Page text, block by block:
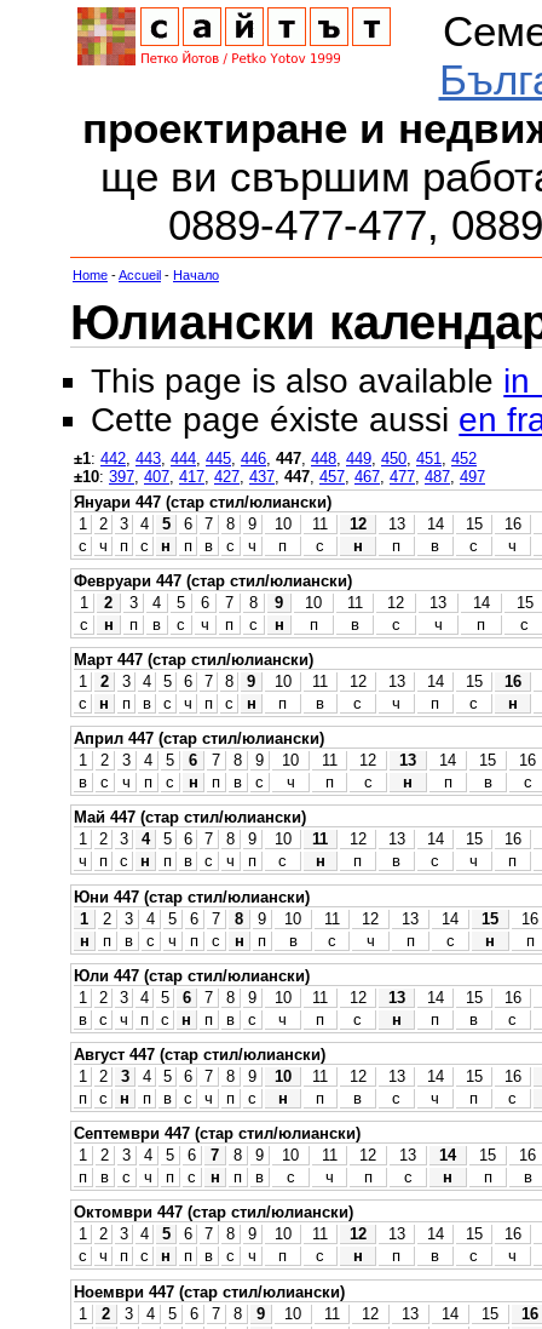
проектиране и
ще ви свършим
0889-477-477,
Home -Accueil - Начало
Юлиански
This page is also available in
Cette page éxiste aussi en
±1: 442 443 444 445 446 447 448 449 450 451
452
±10: 397 407 417 427 437 447 457 467 477 487 497
Януари 447 (стар стил/юлиански)
1
2 3 4 5 6 7 8 9 10 11 12 13 14 15
16
с
ч п с н п в с ч п с н п в с
ч
Февруари 447 (стар стил/юлиански)
1
2 3 4 5 6 7 8 9 10 11 12 13 14
15
с
н п в с ч п с н п в с ч п
с
Март 447 (стар стил/юлиански)
1
2 3 4 5 6 7 8 9 10 11 12 13 14 15
16
с
н п в с ч п с н п в с ч п с
н
Април 447 (стар стил/юлиански)
1
2 3 4 5 6 7 8 9 10 11 12 13 14 15
16
в
с ч п с н п в с ч п с н п в
с
Май 447 (стар стил/юлиански)
1
2 3 4 5 6 7 8 9 10 11 12 13 14 15
16
ч
п с н п в с ч п с н п в с ч
п
Юни 447 (стар стил/юлиански)
1
2 3 4 5 6 7 8 9 10 11 12 13 14 15
16
н
п в с ч п с н п в с ч п с н
п
Юли 447 (стар стил/юлиански)
1
2 3 4 5 6 7 8 9 10 11 12 13 14 15
16
в
с ч п с н п в с ч п с н п в
с
Август 447 (стар стил/юлиански)
1
2 3 4 5 6 7 8 9 10 11 12 13 14 15
16
п
с н п в с ч п с н п в с ч п
с
Септември 447 (стар стил/юлиански)
1
2 3 4 5 6 7 8 9 10 11 12 13 14 15
16
п
в с ч п с н п в с ч п с н п
в
Октомври 447 (стар стил/юлиански)
1
2 3 4 5 6 7 8 9 10 11 12 13 14 15
16
с
ч п с н п в с ч п с н п в с
ч
Ноември 447 (стар стил/юлиански)
1
2 3 4 5 6 7 8 9 10 11 12 13 14 15
16